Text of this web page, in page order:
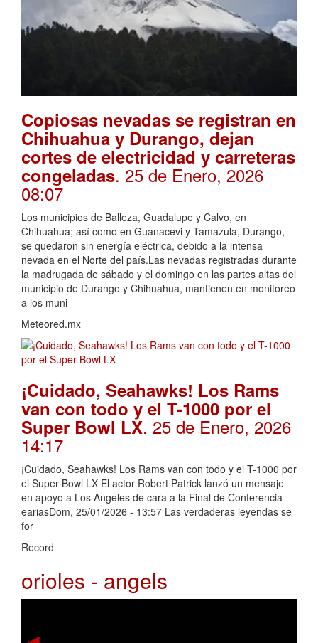
Copiosas nevadas se registran en
Chihuahua y Durango, dejan
cortes de electricidad y carreteras
congeladas. 25 de Enero, 2026
08:07
Los municipios de Balleza, Guadalupe y Calvo, en
Chihuahua; así como en Guanacevi y Tamazula, Durango,
se quedaron sin energía eléctrica, debido a la intensa
nevada en el Norte del país.Las nevadas registradas durante
la madrugada de sábado y el domingo en las partes altas del
municipio de Durango y Chihuahua, mantienen en monitoreo
a los muni
Meteored.mx
¡Cuidado, Seahawks! Los Rams
van con todo y el T-1000 por el
Super Bowl LX. 25 de Enero, 2026
14:17
¡Cuidado, Seahawks! Los Rams van con todo y el T-1000 por
el Super Bowl LX El actor Robert Patrick lanzó un mensaje
en apoyo a Los Angeles de cara a la Final de Conferencia
eariasDom, 25/01/2026 - 13:57 Las verdaderas leyendas se
for
Record
orioles - angels